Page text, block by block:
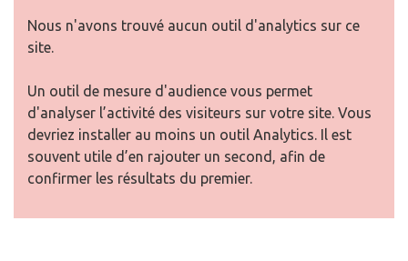
Nous n'avons trouvé aucun outil d'analytics sur ce
site.
Un outil de mesure d'audience vous permet
d'analyser l’activité des visiteurs sur votre site. Vous
devriez installer au moins un outil Analytics. Il est
souvent utile d’en rajouter un second, afin de
confirmer les résultats du premier.